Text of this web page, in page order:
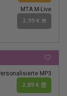
MTA M-Live
2,99 €
MP3
2,89 €